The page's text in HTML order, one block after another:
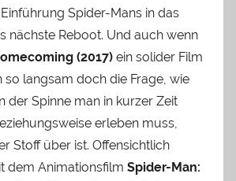
Spider-Mans in das
nächste Reboot. Und auch wenn
(2017) ein solider Film
so langsam doch die Frage, wie
der Spinne man in kurzer Zeit
erleben muss,
Stoff über ist. Offensichtlich
dem Animationsfilm Spider-Man: